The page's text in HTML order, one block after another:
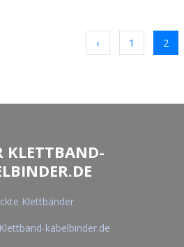
‹
1 2
KLETTBAND-
Klettbänder
kabelbinder.de